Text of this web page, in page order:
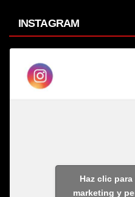
INSTAGRAM
Haz clic
marketing y